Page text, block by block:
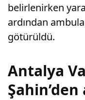
belirlenirken
ardından
götürüldü.
Antalya
Şahin’den